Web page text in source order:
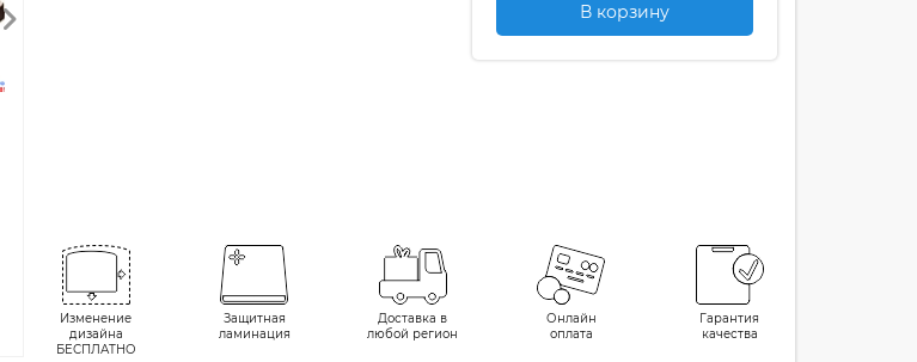
В корзину
Изменение
дизайна
БЕСПЛАТНО
Защитная
ламинация
Доставка в
любой регион
Онлайн
оплата
Гарантия
качества